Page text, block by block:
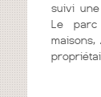
suivi une
Le parc
maisons,